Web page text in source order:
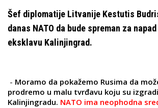
Šef diplomatije Litvanije Kestutis
danas NATO da bude spreman za
eksklavu Kalinjingrad.
- Moramo da pokažemo Rusima da
prodremo u malu tvrđavu koju su
Kalinjingradu. NATO ima neophodna